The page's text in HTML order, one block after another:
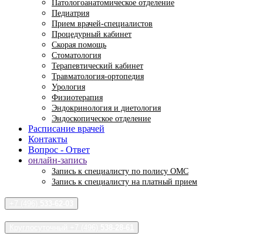
Патологоанатомическое отделение
Педиатрия
Прием врачей-специалистов
Процедурный кабинет
Скорая помощь
Стоматология
Терапевтический кабинет
Травматология-ортопедия
Урология
Физиотерапия
Эндокринология и диетология
Эндоскопическое отделение
Расписание врачей
Контакты
Вопрос - Ответ
онлайн-запись
Запись к специалисту по полису ОМС
Запись к специалисту на платный прием